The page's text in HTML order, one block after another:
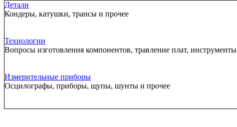
Детали
Кондеры, катушки, трансы и прочее
Технологии
Вопросы изготовления компонентов, травление плат, инструменты
Измерительные приборы
Осцилографы, приборы, щупы, шунты и прочее